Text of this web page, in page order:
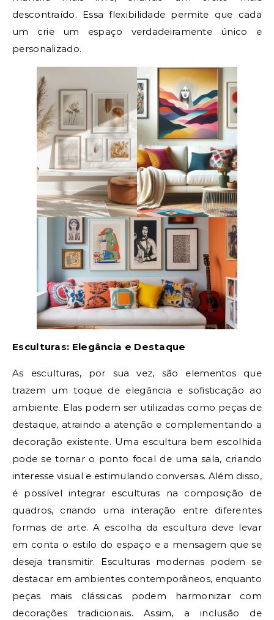
descontraído. Essa flexibilidade permite que cada
um crie um espaço verdadeiramente único e
personalizado.
Esculturas: Elegância e Destaque
As esculturas, por sua vez, são elementos que
trazem um toque de elegância e sofisticação ao
ambiente. Elas podem ser utilizadas como peças de
destaque, atraindo a atenção e complementando a
decoração existente. Uma escultura bem escolhida
pode se tornar o ponto focal de uma sala, criando
interesse visual e estimulando conversas. Além disso,
é possível integrar esculturas na composição de
quadros, criando uma interação entre diferentes
formas de arte. A escolha da escultura deve levar
em conta o estilo do espaço e a mensagem que se
deseja transmitir. Esculturas modernas podem se
destacar em ambientes contemporâneos, enquanto
peças mais clássicas podem harmonizar com
decorações tradicionais. Assim, a inclusão de